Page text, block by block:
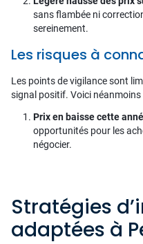
sans flambée ni
sereinement.
Les risques à
Les points de vigilance sont
signal positif. Voici néanmoins
Prix en baisse cette
opportunités pour les
négocier.
Stratégies
adaptées à